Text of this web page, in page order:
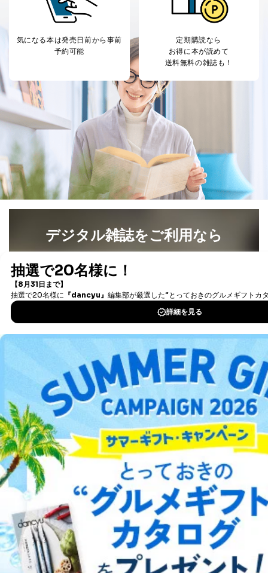
株式会社富士山マガジンサービス
代表取締役会長 西野 伸一郎
田 嘉也
当社が取り扱う開示対象個人情報の利用目的は次のとお
りです。
No
個人情報の種類 利用目的
当社の定期購読サ
ービス等をご利用
の方の個人情報
購入商品の配送のため
商品代金回収のため
ｅメール等による商品、サービ
ス、キャンペーン等の広告の案内
のため
個人が特定できない形で取得した
閲覧履歴や購買履歴等の情報を分
広告のため
2
当社にお問合わせ
いただいた方の個
お問い合わせ対応、トラブル対
処、オペレーター教育など応対品
カスタマーQ＆Aサイトの投稿内容
ｅメール等によるカスタマーQ＆A
サイトのサービス内容のご案内の
ス、キャンペーン等の広告に関す
るご案内のため
採用応募者の方の
個人情報
採用選考、ご連絡のため
当社の従業者の個
人情報
人事、総務などの雇用管理等のた
め
6
パートナー（提携
企業）からの委託
により当社の
定期購読サービス
等をご利用の方の
個人情報
購入商品配送のため
提携企業及びお客様がご購入され
た商品の発売元企業からのｅメー
ル等による商品、
サービス、キャンペーン等の広告
に関するご案内のため
7
SNS公式アカウン
トに登録された方
の個人情報
当社のサービス利用状況の把握お
よびその分析のため
お問い合わせ対応、トラブル対
処、オペレーター教育など応対品
質向上のため
その他当社のプライバシーポリシ
ー等にて公表する利用目的達成の
ため
気になる本は発売日前から事前
予約可能
定期購読なら
お得に本が読めて
送料無料の雑誌も！
デジタル雑誌をご利用なら
書籍）が無料で読み放題！
DOWNLOAD FOR IOS
DOWNLOAD FOR ANDROID
ご利用方法はこちら
総合案内
アフィリエイト 採用情報
プレスリリース お問い合わせ
利用規約プライバシーポリシー 特定商取引法に基づく表示
出版社の皆様へ
投資家の皆様へサイトマップ